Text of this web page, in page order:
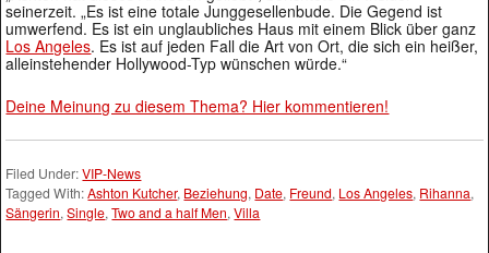
seinerzeit. „Es ist eine totale Junggesellenbude. Die Gegend ist
umwerfend. Es ist ein unglaubliches Haus mit einem Blick über ganz
Los Angeles. Es ist auf jeden Fall die Art von Ort, die sich ein heißer,
alleinstehender Hollywood-Typ wünschen würde.“
Deine Meinung zu diesem Thema? Hier kommentieren!
Filed Under:VIP-News
Tagged With:Ashton Kutcher, Beziehung, Date, Freund, Los Angeles, Rihanna,
Sängerin,Single,Two and a half Men,Villa